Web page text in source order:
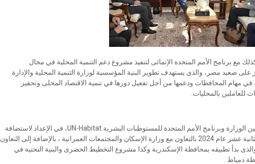
مع برنامج الأمم المتحدة الإنمائى لتنفيذ مشروع دعم التنمية المحلية في مجال
على صعيد مصر، والذى يستهدف تطوير البنية المؤسسية لوزارة التنمية المحلية والإدارة
في مهام المحافظات ودعمها من أجل تفعيل دورها في تنمية الاقتصاد المحلى وتحفيز
للعاملين بالمحليات.
وأوضح اللواء هشام آمنة أن هناك تعاون جيد بين الوزارة وبرنامج الأمم المتحدة للمستوطنات البشرية UN-Habitat، في الإعداد لاستضافة
مصر المنتدى الحضرى العالمى في النسخة الثانية عشر عام 2024 بالتعاون مع وزارة الإسكان والمجتمعات العمرانية ، بالإضافة إلى التعاون
بدأ تطبيقه بمحافظة الإسكندرية وكذا مشروع التخطيط الحضرى والبنية التحتية في
دمياط .